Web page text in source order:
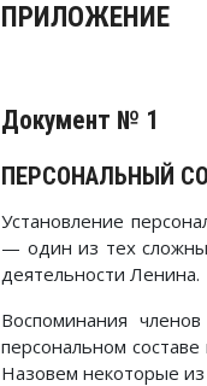
ПРИЛОЖЕНИЕ
Документ № 1
ПЕРСОНАЛЬНЫЙ
Установление
— один из тех
деятельности Ленина.
Воспоминания
персональном
Назовем некоторые из